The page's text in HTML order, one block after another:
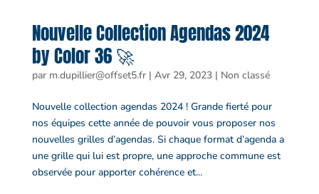
Nouvelle Collection Agendas 2024
by Color 36 🚀
par m.dupillier@offset5.fr| Avr 29, 2023| Non classé
Nouvelle collection agendas 2024 ! Grande fierté pour
nos équipes cette année de pouvoir vous proposer nos
nouvelles grilles d’agendas. Si chaque format d’agenda a
une grille qui lui est propre, une approche commune est
observée pour apporter cohérence et...